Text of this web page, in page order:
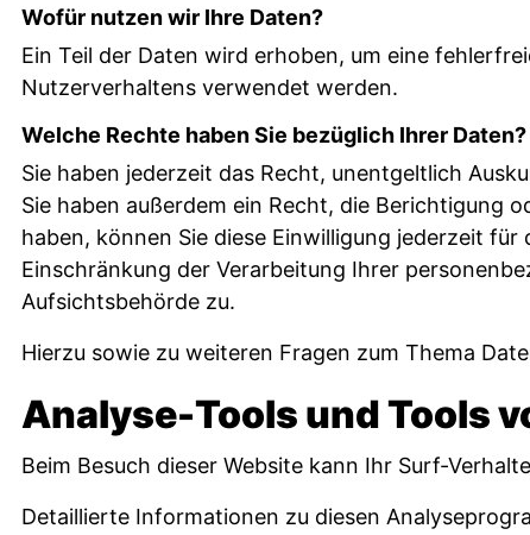
Wofür nutzen wir Ihre Daten?
Ein Teil der Daten wird erhoben, um eine
Nutzerverhaltens verwendet werden.
Welche Rechte haben Sie bezüglich Ihrer Daten?
Sie haben jederzeit das Recht, unentgeltlich
Sie haben außerdem ein Recht, die Berichtigung
haben, können Sie diese Einwilligung jederzeit
Einschränkung der Verarbeitung Ihrer
Aufsichtsbehörde zu.
Hierzu sowie zu weiteren Fragen zum Thema
Analyse-Tools und Tools
Beim Besuch dieser Website kann Ihr Surf-
Detaillierte Informationen zu diesen